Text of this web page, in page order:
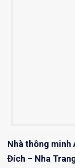
Nhà thông minh
Đích – Nha